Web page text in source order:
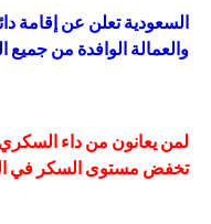
السعودية تعلن عن إقامة
والعمالة الوافدة من جميع
لمن يعانون من داء
تخفض مستوى السكر في